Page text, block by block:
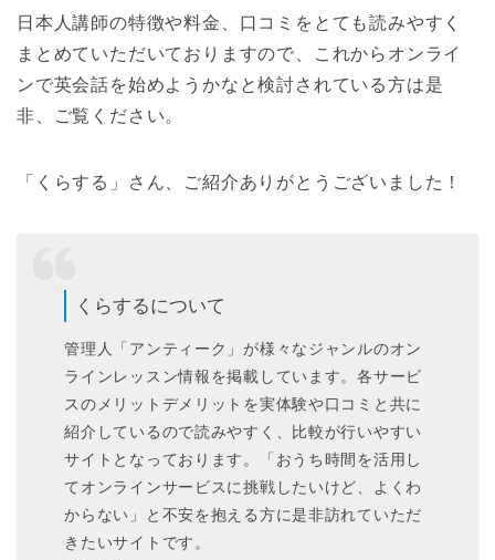
日本人講師の特徴や料金、口コミをとても読みやすく
まとめていただいておりますので、これからオンライ
ンで英会話を始めようかなと検討されている方は是
非、ご覧ください。
「くらする」さん、ご紹介ありがとうございました！
くらするについて
管理人「アンティーク」が様々なジャンルのオン
ラインレッスン情報を掲載しています。各サービ
スのメリットデメリットを実体験や口コミと共に
紹介しているので読みやすく、比較が行いやすい
サイトとなっております。「おうち時間を活用し
てオンラインサービスに挑戦したいけど、よくわ
からない」と不安を抱える方に是非訪れていただ
きたいサイトです。